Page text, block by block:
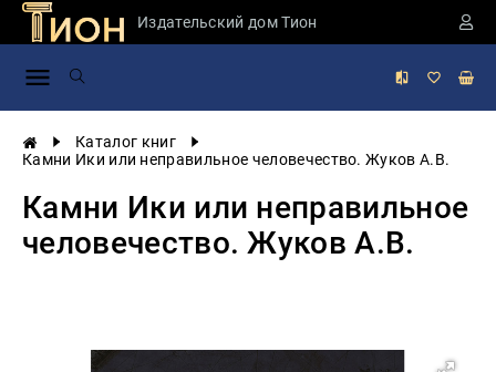
Издательский дом Тион
Каталог книг
Камни Ики или неправильное человечество. Жуков А.В.
Камни Ики или неправильное
человечество. Жуков А.В.
Занимательная
России
история
Экономика
Учебная